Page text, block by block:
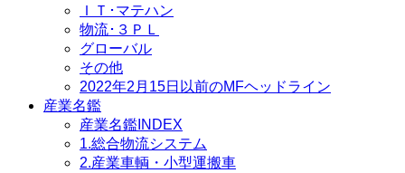
ＩＴ･マテハン
物流･３ＰＬ
グローバル
その他
2022年2月15日以前のMFヘッドライン
産業名鑑
産業名鑑INDEX
1.総合物流システム
2.産業車輌・小型運搬車